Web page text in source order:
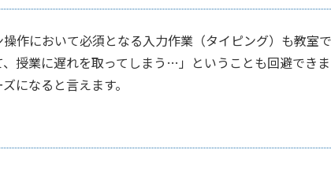
操作において必須となる入力作業（タイピング）も教室
、授業に遅れを取ってしまう…」ということも回避でき
になると言えます。